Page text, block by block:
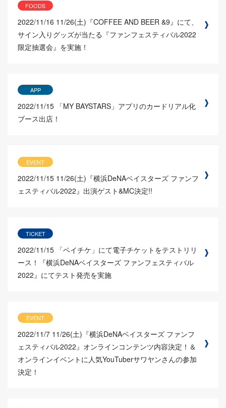
FOODS
2022/11/16 11/26(土)『COFFEE AND BEER &9』にて、
サイン入りグッズが当たる『ファンフェスティバル2022
限定抽選会』を実施！
APP
2022/11/15 「MY BAYSTARS」アプリのカードリアル化
ブース出店！
EVENT
2022/11/15 11/26(土)『横浜DeNAベイスターズ ファンフ
ェスティバル2022』出演ゲスト&MC決定!!
TICKET
2022/11/15 「ベイチケ」にて電子チケットをテストリリ
ース！『横浜DeNAベイスターズ ファンフェスティバル
2022』にてテスト発売を実施
EVENT
2022/11/7 11/26(土)『横浜DeNAベイスターズ ファンフ
ェスティバル2022』オンラインコンテンツ内容決定！＆
オンラインイベントに人気YouTuberサワヤンさんの参加
決定！